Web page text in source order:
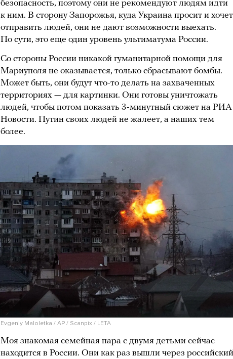
безопасность, поэтому они не рекомендуют людям идти
к ним. В сторону Запорожья, куда Украина просит и хочет
отправить людей, они не дают возможности выехать.
По сути, это еще один уровень ультиматума России.
Со стороны России никакой гуманитарной помощи для
Мариуполя не оказывается, только сбрасывают бомбы.
Может быть, они будут что-то делать на захваченных
территориях — для картинки. Они готовы уничтожать
людей, чтобы потом показать 3-минутный сюжет на РИА
Новости. Путин своих людей не жалеет, а наших тем
более.
Evgeniy Maloletka / AP / Scanpix / LETA
Моя знакомая семейная пара с двумя детьми сейчас
находится в России. Они как раз вышли через российский